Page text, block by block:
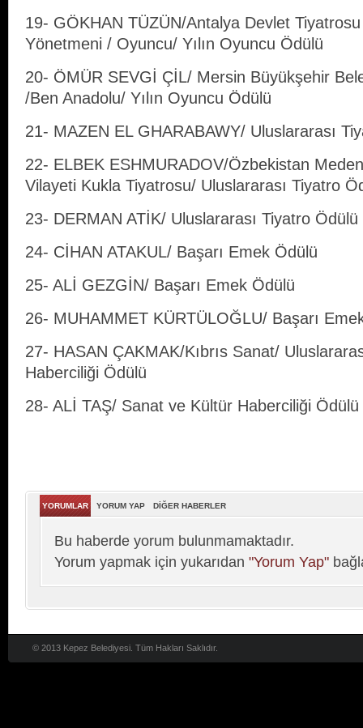
19- GÖKHAN TÜZÜN/Antalya Devlet
Yönetmeni / Oyuncu/ Yılın Oyuncu Ödülü
20- ÖMÜR SEVGİ ÇİL/ Mersin Büyükşehir
/Ben Anadolu/ Yılın Oyuncu Ödülü
21- MAZEN EL GHARABAWY/ Uluslararası
22- ELBEK ESHMURADOV/Özbekistan
Vilayeti Kukla Tiyatrosu/ Uluslararası Tiyatro
23- DERMAN ATİK/ Uluslararası Tiyatro Ödülü
24- CİHAN ATAKUL/ Başarı Emek Ödülü
25- ALİ GEZGİN/ Başarı Emek Ödülü
26- MUHAMMET KÜRTÜLOĞLU/ Başarı
27- HASAN ÇAKMAK/Kıbrıs Sanat/
Haberciliği Ödülü
28- ALİ TAŞ/ Sanat ve Kültür Haberciliği Ödülü
YORUMLAR YORUM YAP DİĞER HABERLER
Bu haberde yorum bulunmamaktadır.
Yorum yapmak için yukarıdan "Yorum Yap"
© 2013 Kepez Belediyesi. Tüm Hakları Saklıdır.